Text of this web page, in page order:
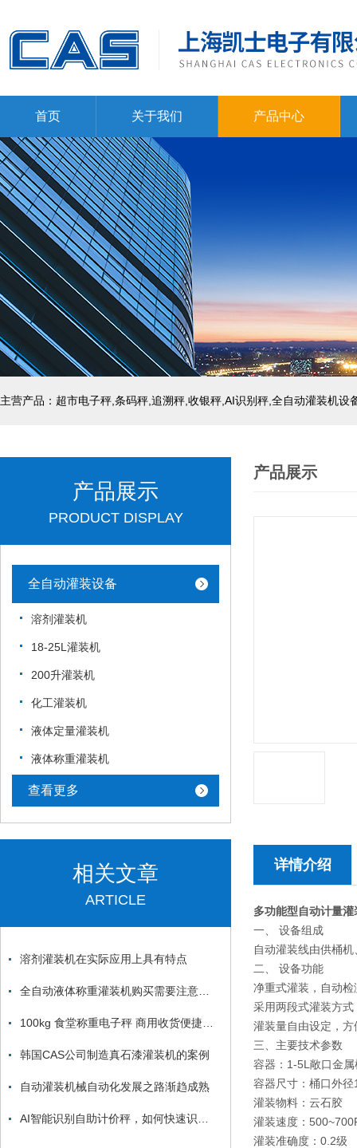
首页 关于我们 产品中心
主营产品：超市电子秤,条码秤,追溯秤,收银秤,AI识别秤,全自动灌装机设
产品展示
PRODUCT DISPLAY
全自动灌装设备
溶剂灌装机
18-25L灌装机
200升灌装机
化工灌装机
液体定量灌装机
液体称重灌装机
查看更多
相关文章
ARTICLE
溶剂灌装机在实际应用上具有特点
韩国CAS公司制造真石漆灌装机的案例
自动灌装机械自动化发展之路渐趋成熟
产品展示
详情介绍
多功能型自动计量
一、 设备组成
自动灌装线由供桶
二、 设备功能
净重式灌装，自动
采用两段式灌装方
灌装量自由设定，
三、主要技术参数
容器：1-5L敞口金
容器尺寸：桶口外
灌装物料：云石胶
灌装速度：
灌装准确度：0.2级